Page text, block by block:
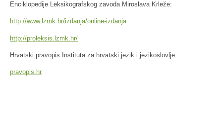
Enciklopedije Leksikografskog zavoda Miroslava Krleže:
http://www.lzmk.hr/izdanja/online-izdanja
http://proleksis.lzmk.hr/
Hrvatski pravopis Instituta za hrvatski jezik i jezikoslovlje:
pravopis.hr